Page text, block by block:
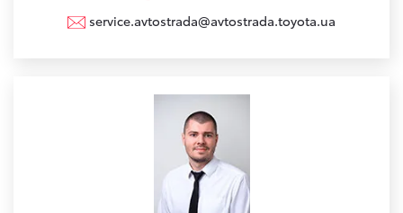
service.avtostrada@avtostrada.toyota.ua